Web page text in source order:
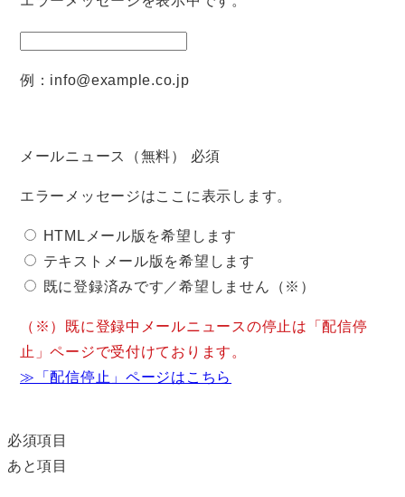
例：info@example.co.jp
メールニュース（無料） 必須
エラーメッセージはここに表示します。
HTMLメール版を希望します
テキストメール版を希望します
既に登録済みです／希望しません（※）
（※）既に登録中メールニュースの停止は「配信停
止」ページで受付けております。
≫「配信停止」ページはこちら
必須項目
あと項目